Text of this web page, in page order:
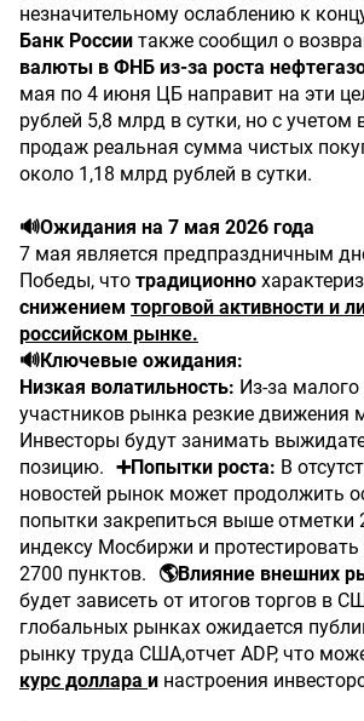
незначительному ослаблению к
Банк России также сообщил о
валюты в ФНБ из-за роста
мая по 4 июня ЦБ направит на эти
рублей 5,8 млрд в сутки, но с учетом
продаж реальная сумма чистых
около 1,18 млрд рублей в сутки.
🔊Ожидания на 7 мая 2026 года
7 мая является предпраздничным
Победы, что традиционно
снижением торговой активности и
российском рынке.
🔊Ключевые ожидания:
Низкая волатильность: Из-за малого
участников рынка резкие движения
Инвесторы будут занимать
позицию. ➕Попытки роста: В
новостей рынок может продолжить
попытки закрепиться выше отметки
индексу Мосбиржи и протестировать
2700 пунктов. 🌎Влияние внешних
будет зависеть от итогов торгов в
глобальных рынках ожидается
рынку труда США,отчет ADP, что
курс доллара и настроения